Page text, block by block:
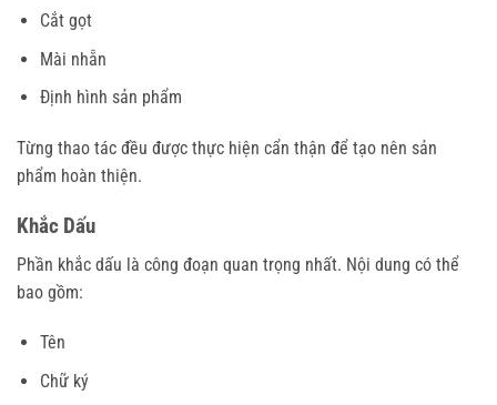
Cắt gọt
Mài nhẵn
Định hình sản phẩm
Từng thao tác đều được thực hiện cẩn thận để tạo nên sản
phẩm hoàn thiện.
Khắc Dấu
Phần khắc dấu là công đoạn quan trọng nhất. Nội dung có thể
bao gồm:
Tên
Chữ ký